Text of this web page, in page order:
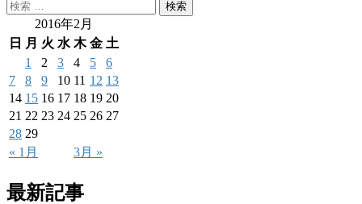
2016年2月
日
月 火 水 木 金 土
« 1月 3月 »
1 2 3 4 5
6
7
8 9 10 11 12 13
14 15 16 17 18 19 20
21 22 23 24 25 26 27
28 29
最新記事